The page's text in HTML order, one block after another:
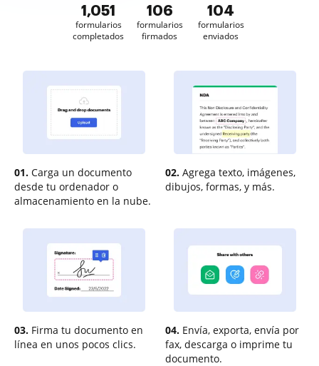
1,051
formularios
completados
106
formularios
firmados
104
formularios
enviados
01. Carga un documento
desde tu ordenador o
almacenamiento en la nube.
02. Agrega texto, imágenes,
dibujos, formas, y más.
03. Firma tu documento en
línea en unos pocos clics.
04. Envía, exporta, envía por
fax, descarga o imprime tu
documento.